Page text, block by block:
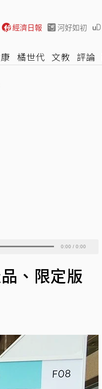
經濟日報 河好如初
橘世代 文教 評論
0:00 / 0:00
、限定版